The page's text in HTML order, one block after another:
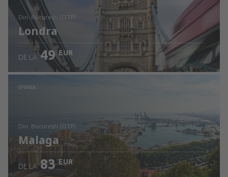
din: București (OTP)
Londra
Verificați detaliile
DE LA 49 EUR
SPANIA
din: București (OTP)
Malaga
DE LA 83 EUR